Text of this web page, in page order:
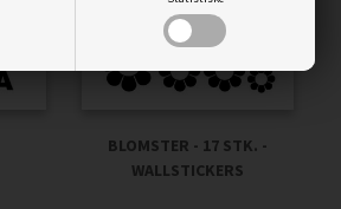
BLOMSTER - 17 STK. -
WALLSTICKERS